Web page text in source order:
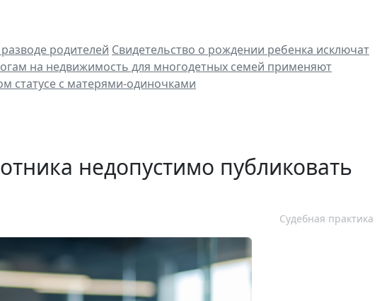
родителей Свидетельство о рождении ребенка исключат
на недвижимость для многодетных семей применяют
статусе с матерями-одиночками
недопустимо публиковать
Судебная практика